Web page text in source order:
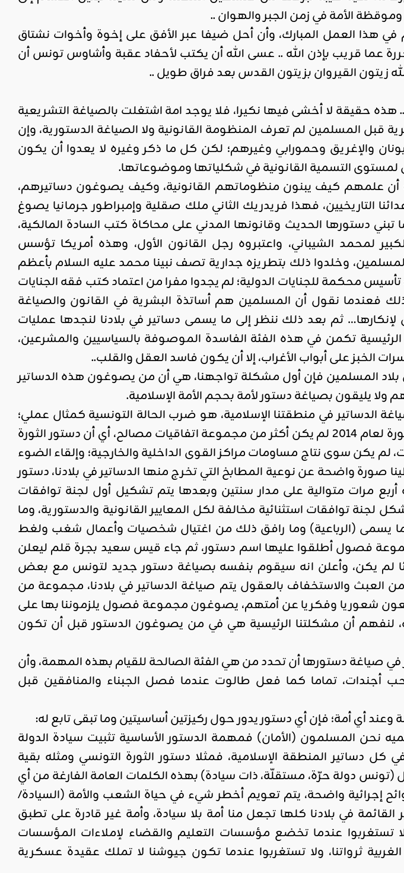
الأمة في زمن الجبر والهوان ..
هذا العمل المبارك، وأن أحل ضيفا عبر الأفق على إخوة وأخوات نشتاق
عما قريب بإذن الله .. عسى الله أن يكتب لأحفاد عقبة وأشاوس تونس أن
زيتون القيروان بزيتون القدس بعد فراق طويل ..
حقيقة لا أخشى فيها نكيرا، فلا يوجد امة اشتغلت بالصياغة التشريعية
قبل المسلمين لم تعرف المنظومة القانونية ولا الصياغة الدستورية، وإن
والإغريق وحمورابي وغيرهم؛ لكن كل ما ذكر وغيره لا يعدوا أن يكون
لمستوى التسمية القانونية في شكلياتها وموضوعاتها.
أن علمهم كيف يبنون منظوماتهم القانونية، وكيف يصوغون دساتيرهم،
التاريخيين، فهذا فريدريك الثاني ملك صقلية وإمبراطور جرمانيا يصوغ
دستورها الحديث وقانونها المدني على محاكاة كتب السادة المالكية،
لمحمد الشيباني، واعتبروه رجل القانون الأول، وهذه أمريكا تؤسس
وخلدوا ذلك بتطريزه جدارية تصف نبينا محمد عليه السلام بأعظم
تأسيس محكمة للجنايات الدولية؛ لم يجدوا مفرا من اعتماد كتب فقه الجنايات
فعندما نقول أن المسلمين هم أساتذة البشرية في القانون والصياغة
لإنكارها… ثم بعد ذلك ننظر إلى ما يسمى دساتير في بلادنا لنجدها عمليات
الرئيسية تكمن في هذه الفئة الفاسدة الموصوفة بالسياسيين والمشرعين،
الخبز على أبواب الأغراب، إلا أن يكون فاسد العقل والقلب..
المسلمين فإن أول مشكلة تواجهنا، هي أن من يصوغون هذه الدساتير
يليقون بصياغة دستور لأمة بحجم الأمة الإسلامية.
الدساتير في منطقتنا الإسلامية، هو ضرب الحالة التونسية كمثال عملي؛
فلا أحد يستطيع أن ينكر أن ما سمي دستور الثورة لعام 2014 لم يكن أكثر من مجموعة اتفاقيات مصالح، أي أن دستور الثورة
يكن سوى نتاج مساومات مراكز القوى الداخلية والخارجية؛ وإلقاء الضوء
صورة واضحة عن نوعية المطابخ التي تخرج منها الدساتير في بلادنا، دستور
صياغته أربع مرات متوالية على مدار سنتين وبعدها يتم تشكيل أول لجنة توافقات
توافقات استثنائية مخالفة لكل المعايير القانونية والدستورية، وما
يسمى (الرباعية) وما رافق ذلك من اغتيال شخصيات وأعمال شغب ولغط
في جانفي 2014، وتصدر مجموعة فصول أطلقوا عليها اسم دستور، ثم جاء قيس سعيد بجرة قلم ليعلن
والعمل بالمادة 117 وكأن شيئا لم يكن، وأعلن انه سيقوم بنفسه بصياغة دستور جديد لتونس مع بعض
من العبث والاستخفاف بالعقول يتم صياغة الدساتير في بلادنا، مجموعة من
شعوريا وفكريا عن أمتهم، يصوغون مجموعة فصول يلزموننا بها على
أن مشكلتنا الرئيسية هي في من يصوغون الدستور قبل أن تكون
في صياغة دستورها أن تحدد من هي الفئة الصالحة للقيام بهذه المهمة، وأن
تماما كما فعل طالوت عندما فصل الجبناء والمنافقين قبل
أي أمة؛ فإن أي دستور يدور حول ركيزتين أساسيتين وما تبقى تابع له:
نحن المسلمون (الأمان) فمهمة الدستور الأساسية تثبيت سيادة الدولة
كل دساتير المنطقة الإسلامية، فمثلا دستور الثورة التونسي ومثله بقية
(تونس دولة حرّة، مستقلّة، ذات سيادة) بهذه الكلمات العامة الفارغة من أي
إجرائية واضحة، يتم تعويم أخطر شيء في حياة الشعب والأمة (السيادة/
في بلادنا كلها تجعل منا أمة بلا سيادة، وأمة غير قادرة على تطبق
تستغربوا عندما تخضع مؤسسات التعليم والقضاء لإملاءات المؤسسات
ثرواتنا، ولا تستغربوا عندما تكون جيوشنا لا تملك عقيدة عسكرية